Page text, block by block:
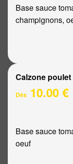
Base sauce
champignons,
Calzone poulet
Dès 10.00 €
Base sauce
oeuf